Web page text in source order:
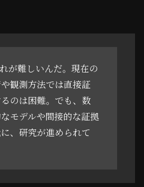
が難しいんだ。現在の
観測方法では直接証
のは困難。でも、数
モデルや間接的な証拠
、研究が進められて